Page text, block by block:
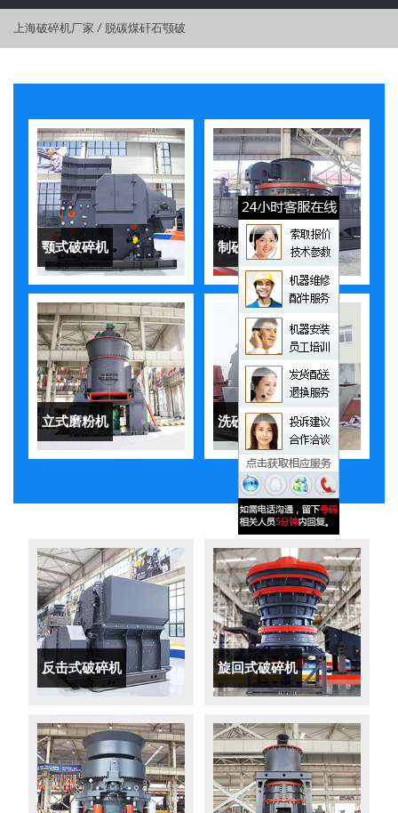
上海破碎机厂家 / 脱碳煤矸石颚破
颚式破碎机 制砂机
立式磨粉机 洗砂机
反击式破碎机 旋回式破碎机